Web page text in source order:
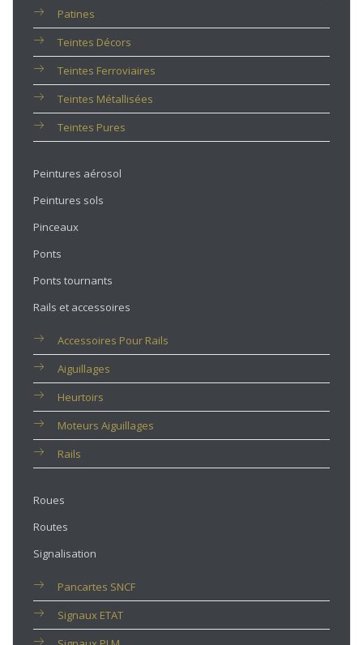
Patines
Teintes Décors
Teintes Ferroviaires
Teintes Métallisées
Teintes Pures
Peintures aérosol
Peintures sols
Pinceaux
Ponts
Ponts tournants
Rails et accessoires
Accessoires Pour Rails
Aiguillages
Heurtoirs
Moteurs Aiguillages
Rails
Roues
Routes
Signalisation
Pancartes SNCF
Signaux ETAT